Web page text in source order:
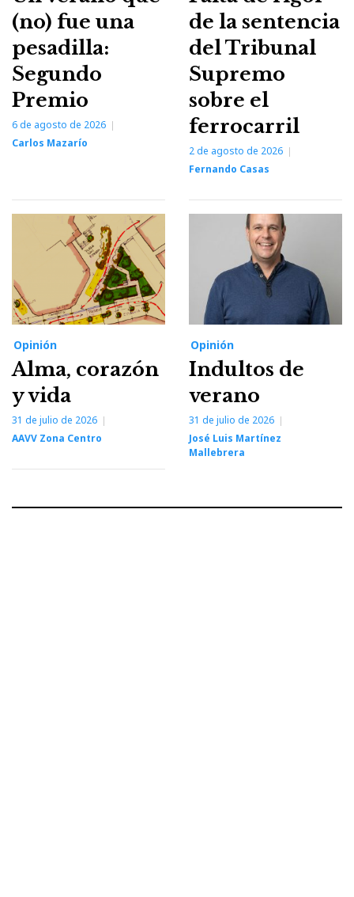
(no) fue una
pesadilla:
Segundo
Premio
6 de agosto de 2026
Carlos Mazarío
de la sentencia
del Tribunal
Supremo
sobre el
ferrocarril
2 de agosto de 2026
Fernando Casas
Opinión
Alma, corazón
y vida
31 de julio de 2026
AAVV Zona Centro
Opinión
Indultos de
verano
31 de julio de 2026
José Luis Martínez
Mallebrera